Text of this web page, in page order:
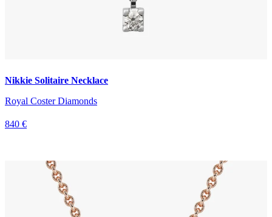
Nikkie Solitaire Necklace
Royal Coster Diamonds
840 €